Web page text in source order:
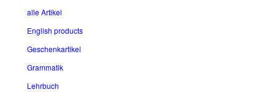
alle Artikel
English products
Geschenkartikel
Grammatik
Lehrbuch